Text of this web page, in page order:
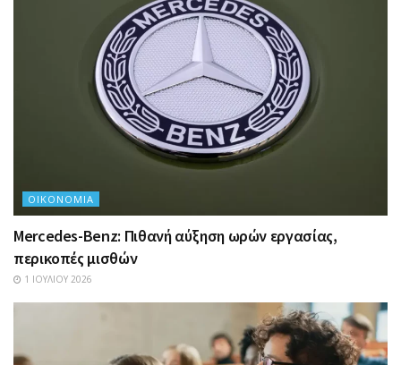
ΟΙΚΟΝΟΜΊΑ
Mercedes-Benz: Πιθανή αύξηση ωρών εργασίας,
περικοπές μισθών
1 ΙΟΥΛΊΟΥ 2026